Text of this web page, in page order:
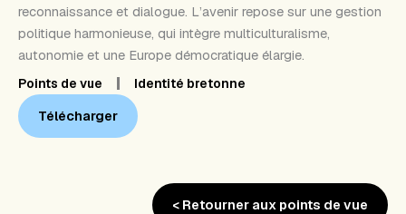
reconnaissance et dialogue. L’avenir repose sur une gestion
politique harmonieuse, qui intègre multiculturalisme,
autonomie et une Europe démocratique élargie.
Points de vue Identité bretonne
Télécharger
< Retourner aux points de vue